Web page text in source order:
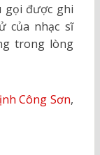
gọi được ghi
của nhạc sĩ
trong lòng
Công Sơn,